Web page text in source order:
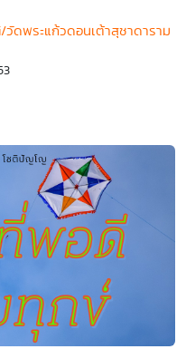
ดพระแก้วดอนเต้าสุชาดาราม